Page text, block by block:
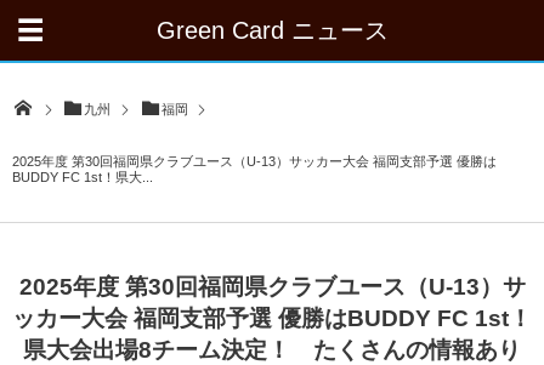
Green Card ニュース
九州 福岡
2025年度 第30回福岡県クラブユース（U-13）サッカー大会 福岡支部予選 優勝は
BUDDY FC 1st！県大...
2025年度 第30回福岡県クラブユース（U-13）サ
ッカー大会 福岡支部予選 優勝はBUDDY FC 1st！
県大会出場8チーム決定！ たくさんの情報あり